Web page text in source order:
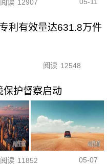
阅读 12907
利有效量达631.8万件
阅读 12548
保护督察启动
阅读 11852 05-07